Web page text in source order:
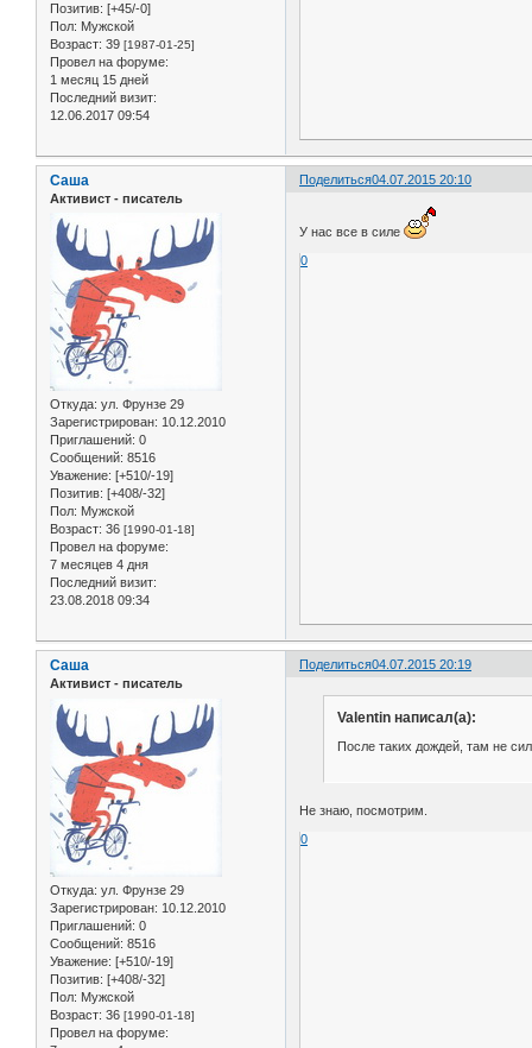
Позитив: [+45/-0]
Пол: Мужской
Возраст: 39 [1987-01-25]
Провел на форуме:
1 месяц 15 дней
Последний визит:
12.06.2017 09:54
Поделиться04.07.2015 20:10
Саша
Активист - писатель
Откуда: ул. Фрунзе 29
Зарегистрирован: 10.12.2010
Приглашений: 0
Сообщений: 8516
Уважение: [+510/-19]
Позитив: [+408/-32]
Пол: Мужской
Возраст: 36 [1990-01-18]
Провел на форуме:
7 месяцев 4 дня
Последний визит:
23.08.2018 09:34
У нас все в силе
0
Поделиться04.07.2015 20:19
Саша
Активист - писатель
Откуда: ул. Фрунзе 29
Зарегистрирован: 10.12.2010
Приглашений: 0
Сообщений: 8516
Уважение: [+510/-19]
Позитив: [+408/-32]
Пол: Мужской
Возраст: 36 [1990-01-18]
Провел на форуме:
Valentin написал(а):
После таких дождей, там не
Не знаю, посмотрим.
0